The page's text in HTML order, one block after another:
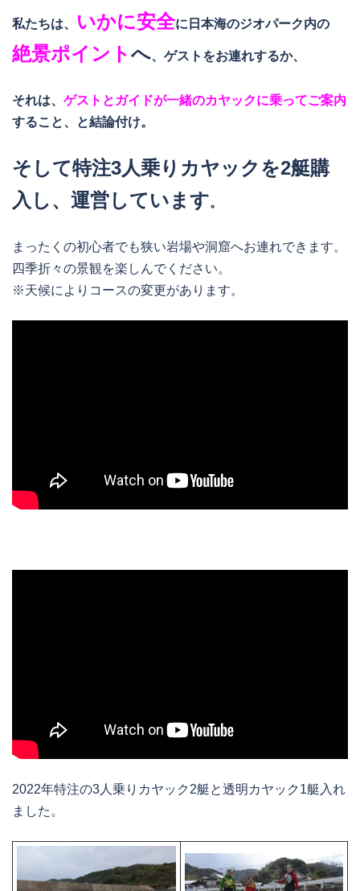
私たちは、 いかに安全に日本海のジオパーク内の
絶景ポイントへ、ゲストをお連れするか、
それは、 ゲストとガイドが一緒のカヤックに乗ってご案内
すること、と結論付け。
そして特注3人乗りカヤックを2艇購
入し、運営しています。
まったくの初心者でも狭い岩場や洞窟へお連れできます。
四季折々の景観を楽しんでください。
※天候によりコースの変更があります。
2022年特注の3人乗りカヤック2艇と透明カヤック1艇入れ
ました。